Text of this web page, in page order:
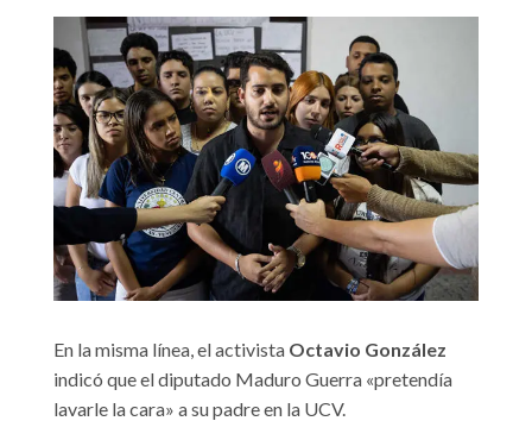
En la misma línea, el activista Octavio González
indicó que el diputado Maduro Guerra «pretendía
lavarle la cara» a su padre en la UCV.